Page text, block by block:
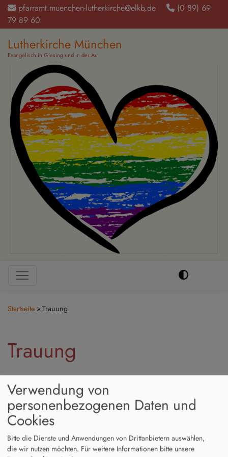
Direkt
zum
Inhalt
pfarramt.muenchen-lutherkirche@elkb.de
(0 89) 69
79 89 60‬
Lutherkirche München
Evangelisch in Giesing und in der Au
Hauptnavigation
Startseite Trauung
Trauung
Der Trauspruch
Es ist eine lange lutherische Tradition, dass die Bibel eine
große Rolle spielt. Martin Luther hat die Bibel ins
Verwendung von
personenbezogenen Daten und
Cookies
Bitte die Dienste und Anwendungen von Drittanbietern auswählen,
die wir nutzen möchten. Für weitere Informationen bitte unsere